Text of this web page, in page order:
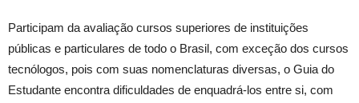
Participam da avaliação cursos superiores de instituições
públicas e particulares de todo o Brasil, com exceção dos cursos
tecnólogos, pois com suas nomenclaturas diversas, o Guia do
Estudante encontra dificuldades de enquadrá-los entre si, com